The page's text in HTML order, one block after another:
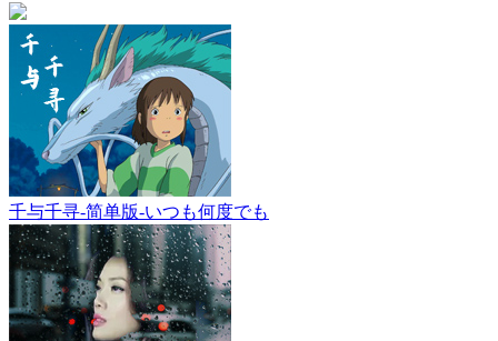
千与千寻-简单版-いつも何度でも